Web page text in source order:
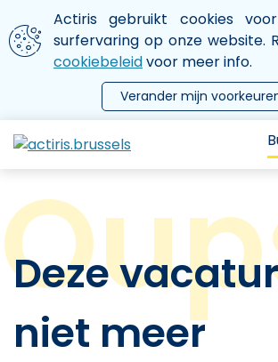
Aller au contenu principal
We gebruiken cookies
Actiris gebruikt cookies
surfervaring op onze website.
cookiebeleidvoor meer info.
Verander mijn
le menu
Deze
niet meer